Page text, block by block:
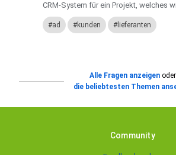
CRM-System für ein Projekt, welches
Hochschule durchführen. Die Demo
gut...
ad kunden lieferanten
Alle Fragen anzeigen oder
die beliebtesten Themen
Community